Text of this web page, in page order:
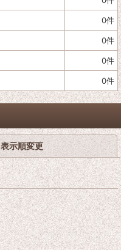
0件
0件
0件
0件
表示順変更 閉じる